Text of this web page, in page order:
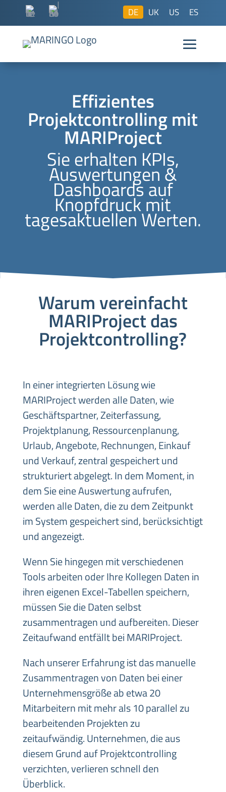
DE UK US ES
Effizientes
Projektcontrolling mit
MARIProject
Sie erhalten KPIs,
Auswertungen &
Dashboards auf
Knopfdruck mit
tagesaktuellen Werten.
Warum vereinfacht
MARIProject das
Projektcontrolling?
In einer integrierten Lösung wie
MARIProject werden alle Daten, wie
Geschäftspartner, Zeiterfassung,
Projektplanung, Ressourcenplanung,
Urlaub, Angebote, Rechnungen, Einkauf
und Verkauf, zentral gespeichert und
strukturiert abgelegt. In dem Moment, in
dem Sie eine Auswertung aufrufen,
werden alle Daten, die zu dem Zeitpunkt
im System gespeichert sind, berücksichtigt
und angezeigt.
Wenn Sie hingegen mit verschiedenen
Tools arbeiten oder Ihre Kollegen Daten in
ihren eigenen Excel-Tabellen speichern,
müssen Sie die Daten selbst
zusammentragen und aufbereiten. Dieser
Zeitaufwand entfällt bei MARIProject.
Nach unserer Erfahrung ist das manuelle
Zusammentragen von Daten bei einer
Unternehmensgröße ab etwa 20
Mitarbeitern mit mehr als 10 parallel zu
bearbeitenden Projekten zu
zeitaufwändig. Unternehmen, die aus
diesem Grund auf Projektcontrolling
verzichten, verlieren schnell den
Überblick.